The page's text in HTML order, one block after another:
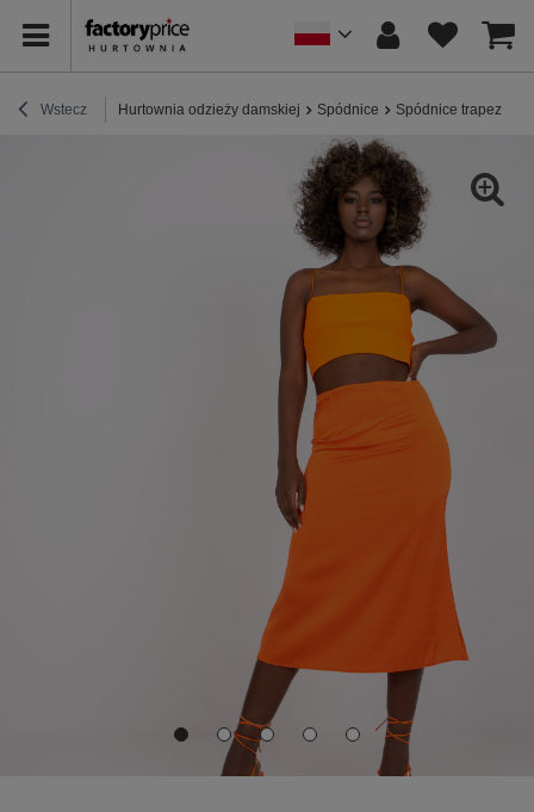
Wstecz Hurtownia odzieży damskiej Spódnice Spódnice trapezowe